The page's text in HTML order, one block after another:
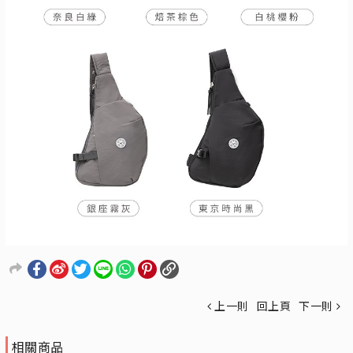
上一則 回上頁 下一則
相關商品